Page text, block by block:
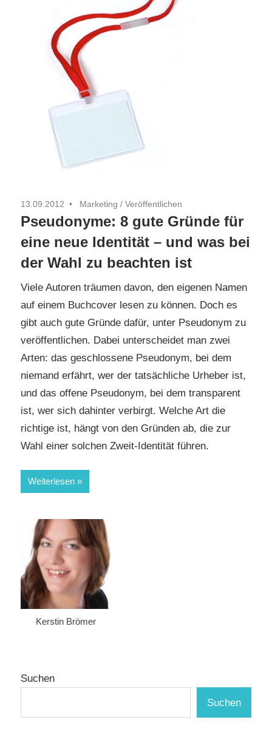
13.09.2012 Marketing / Veröffentlichen
Pseudonyme: 8 gute Gründe für
eine neue Identität – und was bei
der Wahl zu beachten ist
Viele Autoren träumen davon, den eigenen Namen
auf einem Buchcover lesen zu können. Doch es
gibt auch gute Gründe dafür, unter Pseudonym zu
veröffentlichen. Dabei unterscheidet man zwei
Arten: das geschlossene Pseudonym, bei dem
niemand erfährt, wer der tatsächliche Urheber ist,
und das offene Pseudonym, bei dem transparent
ist, wer sich dahinter verbirgt. Welche Art die
richtige ist, hängt von den Gründen ab, die zur
Wahl einer solchen Zweit-Identität führen.
Weiterlesen
Kerstin Brömer
Suchen
Suchen